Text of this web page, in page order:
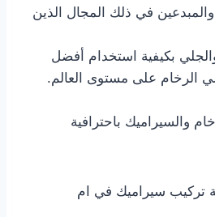
في ذلك المجال الذين
بكيفية استخدام أفضل
الرخام على مستوى العالم.
والسيراميك باحترافية
تركيب سيراميك في ام